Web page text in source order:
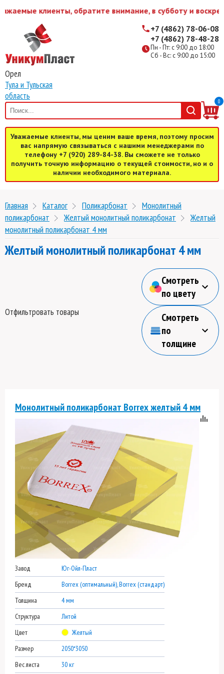
клиенты, обратите внимание, в субботу и
Орел
Тула и Тульская
область
Пн - Пт: с 9:00 до 18:00
Сб - Вс: с 9:00 до 15:00
+7 (4862) 78-06-08
+7 (4862) 78-48-28
0
Уважаемые клиенты, мы ценим ваше время, поэтому просим
вас напрямую связываться с нашими менеджерами по
телефону +7 (920) 289-84-38. Вы сможете не только
получить точную информацию о текущей стоимости, но и о
наличии необходимого материала.
Главная Каталог Поликарбонат
Монолитный
поликарбонат
Желтый монолитный поликарбонат
Желтый
монолитный поликарбонат 4 мм
Желтый монолитный поликарбонат 4 мм
Отфильтровать товары
Смотреть
по цвету
Смотреть
по
толщине
Монолитный поликарбонат Borrex желтый 4 мм
Завод
Юг-Ойл-Пласт
Бренд
Borrex (оптимальный), Borrex (стандарт)
Толщина
4 мм
Структура
Литой
Цвет
Желтый
Размер
2050*3050
Вес листа
30 кг